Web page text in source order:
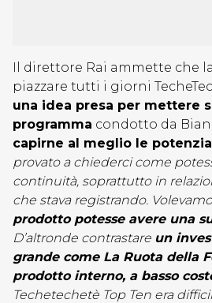
Il direttore Rai ammette che
piazzare tutti i giorni
una idea presa per mettere
programma condotto da
capirne al meglio le
provato a chiederci come
continuità, soprattutto in
che stava registrando.
prodotto potesse avere una
D’altronde contrastare un
grande come La Ruota della
prodotto interno, a basso
Techetechetè Top Ten era